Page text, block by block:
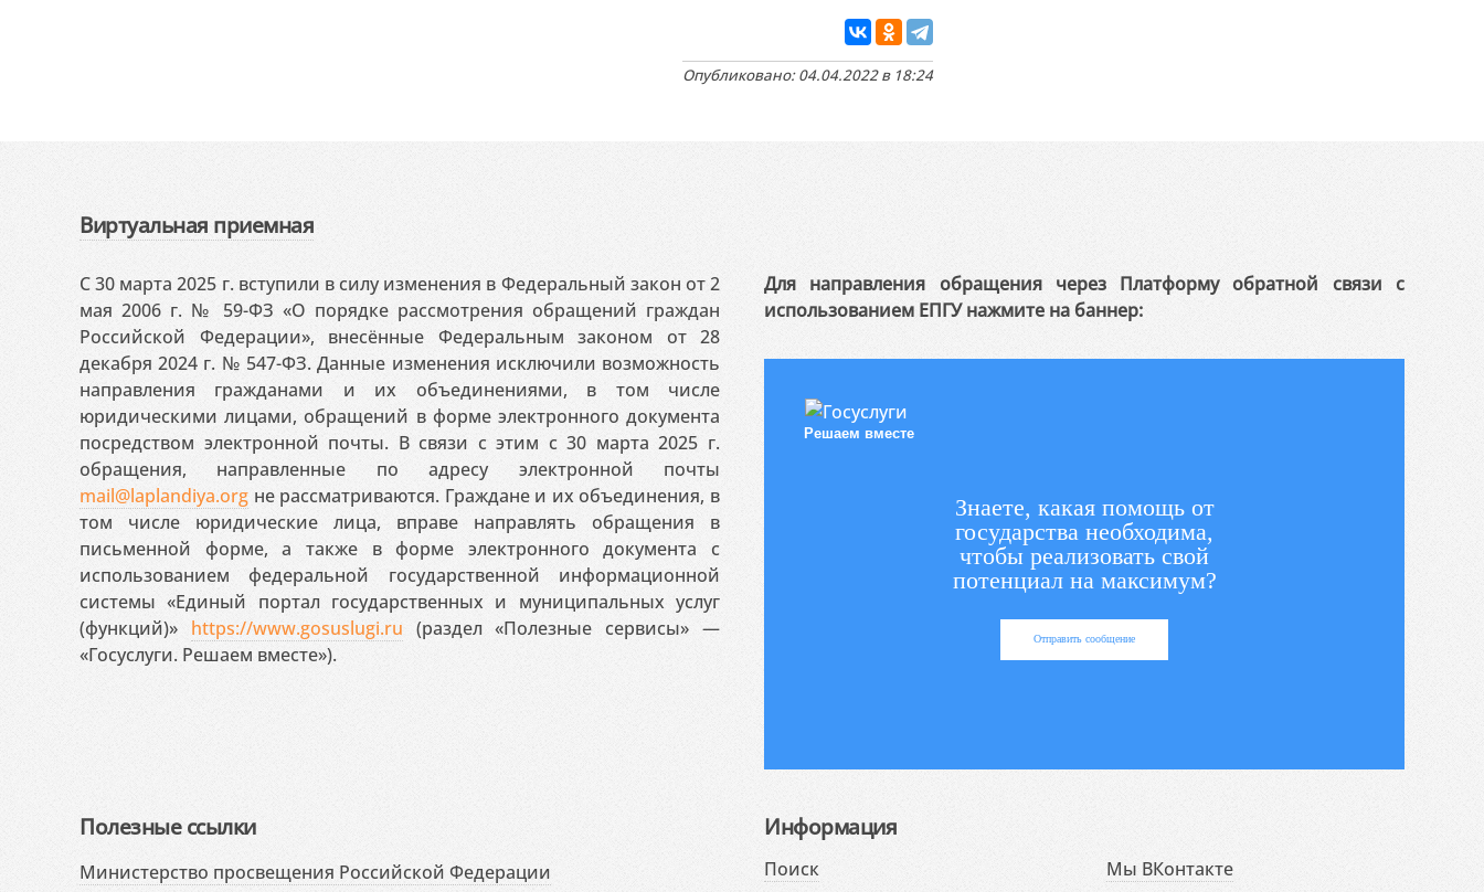
Опубликовано: 04.04.2022 в 18:24
Виртуальная приемная
С 30 марта 2025 г. вступили в силу изменения в Федеральный закон от 2
мая 2006 г. № 59-ФЗ «О порядке рассмотрения обращений граждан
Российской Федерации», внесённые Федеральным законом от 28
декабря 2024 г. № 547-ФЗ. Данные изменения исключили возможность
направления гражданами и их объединениями, в том числе
юридическими лицами, обращений в форме электронного документа
посредством электронной почты. В связи с этим с 30 марта 2025 г.
обращения, направленные по адресу электронной почты
mail@laplandiya.org не рассматриваются. Граждане и их объединения, в
том числе юридические лица, вправе направлять обращения в
письменной форме, а также в форме электронного документа с
использованием федеральной государственной информационной
системы «Единый портал государственных и муниципальных услуг
(функций)» https://www.gosuslugi.ru (раздел «Полезные сервисы» —
«Госуслуги. Решаем вместе»).
Для направления обращения через Платформу обратной связи с
использованием ЕПГУ нажмите на баннер:
Решаем вместе
Знаете, какая помощь от
государства необходима,
чтобы реализовать свой
потенциал на максимум?
Отправить сообщение
Полезные ссылки
Министерство просвещения Российской Федерации
Информация
Поиск
Мы ВКонтакте